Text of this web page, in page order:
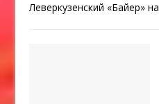
Леверкузенский «Байер»